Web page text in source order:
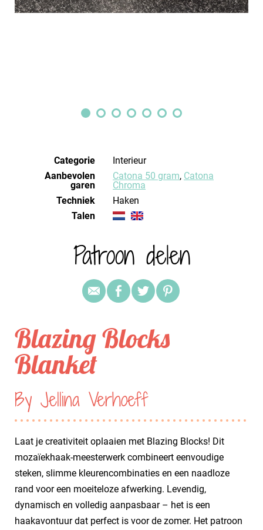
Categorie
Interieur
Aanbevolen
garen
Catona 50 gram, Catona
Chroma
Techniek
haken
Talen
Patroon delen
Blazing Blocks
Blanket
By Jellina Verhoeff
Laat je creativiteit oplaaien met Blazing Blocks! Dit
mozaïekhaak-meesterwerk combineert eenvoudige
steken, slimme kleurencombinaties en een naadloze
rand voor een moeiteloze afwerking. Levendig,
dynamisch en volledig aanpasbaar – het is een
haakavontuur dat perfect is voor de zomer. Het patroon